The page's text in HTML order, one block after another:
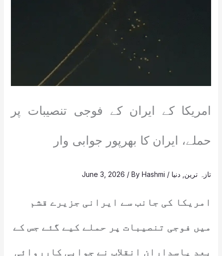
امریکا کے ایران کے فوجی تنصیبات پر
حملے، ایران کا بھرپور جوابی وار
تازہ ترین دنیا /
June 3, 2026 / ByHashmi
امریکا کی جانب سے ایرانی جزیرے قشم
میں فوجی تنصیبات پر حملے کیے گئے جس کے
بعد پاسداران انقلاب نے جوابی کارروائی